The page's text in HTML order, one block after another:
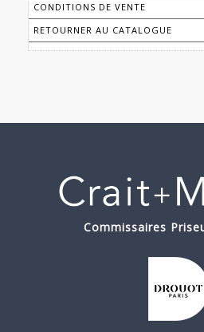
CONDITIONS DE VENTE
RETOURNER AU CATALOGUE
Commissaires